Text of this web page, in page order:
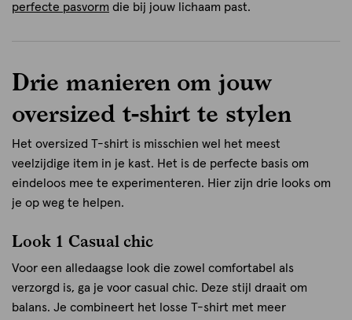
perfecte pasvorm die bij jouw lichaam past.
Drie manieren om jouw
oversized t-shirt te stylen
Het oversized T-shirt is misschien wel het meest
veelzijdige item in je kast. Het is de perfecte basis om
eindeloos mee te experimenteren. Hier zijn drie looks om
je op weg te helpen.
Look 1 Casual chic
Voor een alledaagse look die zowel comfortabel als
verzorgd is, ga je voor casual chic. Deze stijl draait om
balans. Je combineert het losse T-shirt met meer